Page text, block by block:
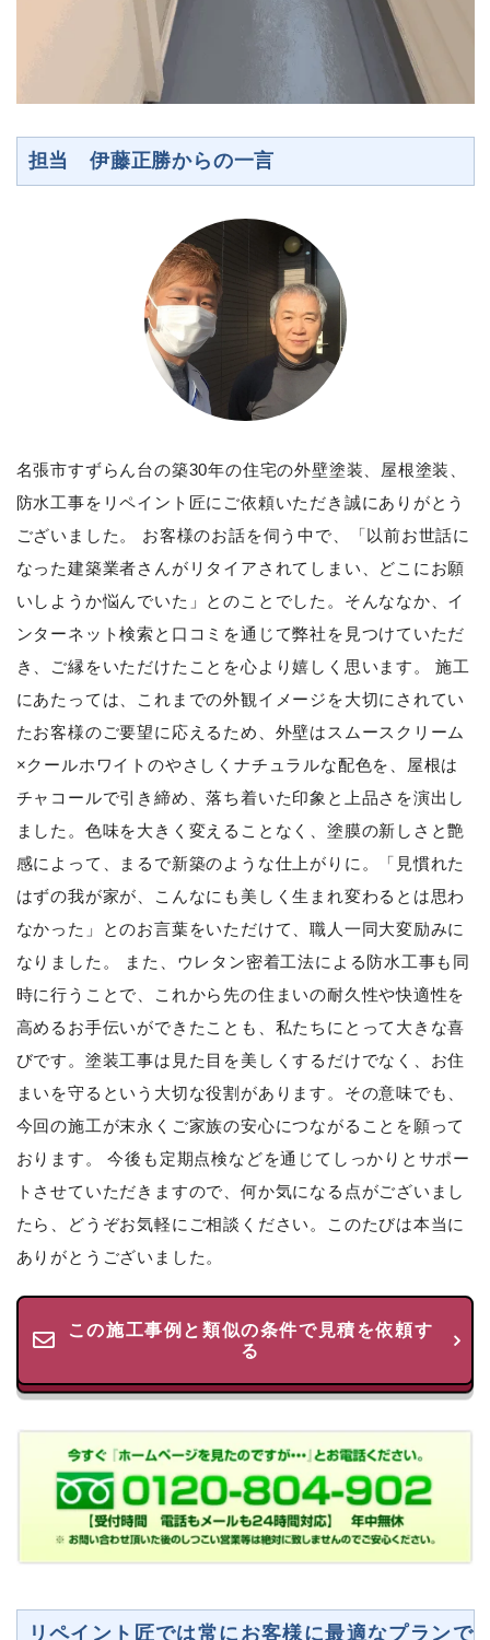
担当 伊藤正勝からの一言
名張市すずらん台の築30年の住宅の外壁塗装、屋根塗装、
防水工事をリペイント匠にご依頼いただき誠にありがとう
ございました。 お客様のお話を伺う中で、「以前お世話に
なった建築業者さんがリタイアされてしまい、どこにお願
いしようか悩んでいた」とのことでした。そんななか、イ
ンターネット検索と口コミを通じて弊社を見つけていただ
き、ご縁をいただけたことを心より嬉しく思います。 施工
にあたっては、これまでの外観イメージを大切にされてい
たお客様のご要望に応えるため、外壁はスムースクリーム
×クールホワイトのやさしくナチュラルな配色を、屋根は
チャコールで引き締め、落ち着いた印象と上品さを演出し
ました。色味を大きく変えることなく、塗膜の新しさと艶
感によって、まるで新築のような仕上がりに。「見慣れた
はずの我が家が、こんなにも美しく生まれ変わるとは思わ
なかった」とのお言葉をいただけて、職人一同大変励みに
なりました。 また、ウレタン密着工法による防水工事も同
時に行うことで、これから先の住まいの耐久性や快適性を
高めるお手伝いができたことも、私たちにとって大きな喜
びです。塗装工事は見た目を美しくするだけでなく、お住
まいを守るという大切な役割があります。その意味でも、
今回の施工が末永くご家族の安心につながることを願って
おります。 今後も定期点検などを通じてしっかりとサポー
トさせていただきますので、何か気になる点がございまし
たら、どうぞお気軽にご相談ください。このたびは本当に
ありがとうございました。
この施工事例と類似の条件で見積を依頼す
る
リペイント匠では常にお客様に最適なプランで